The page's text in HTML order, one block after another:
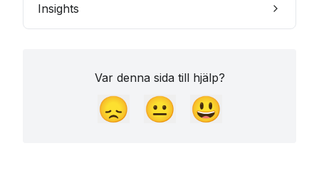
Insights
Var denna sida till hjälp?
😞 😐 😃